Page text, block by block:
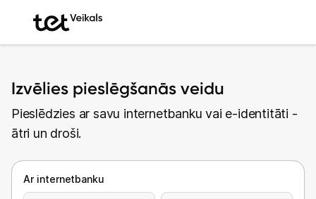
Izvēlies pieslēgšanās veidu
Pieslēdzies ar savu internetbanku vai e-identitāti -
ātri un droši.
Ar internetbanku